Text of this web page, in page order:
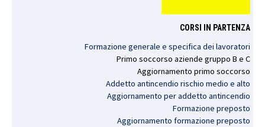
CORSI IN PARTENZA
Formazione generale e specifica dei lavoratori
Primo soccorso aziende gruppo B e C
Aggiornamento primo soccorso
Addetto antincendio rischio medio e alto
Aggiornamento per addetto antincendio
Formazione preposto
Aggiornamento formazione preposto